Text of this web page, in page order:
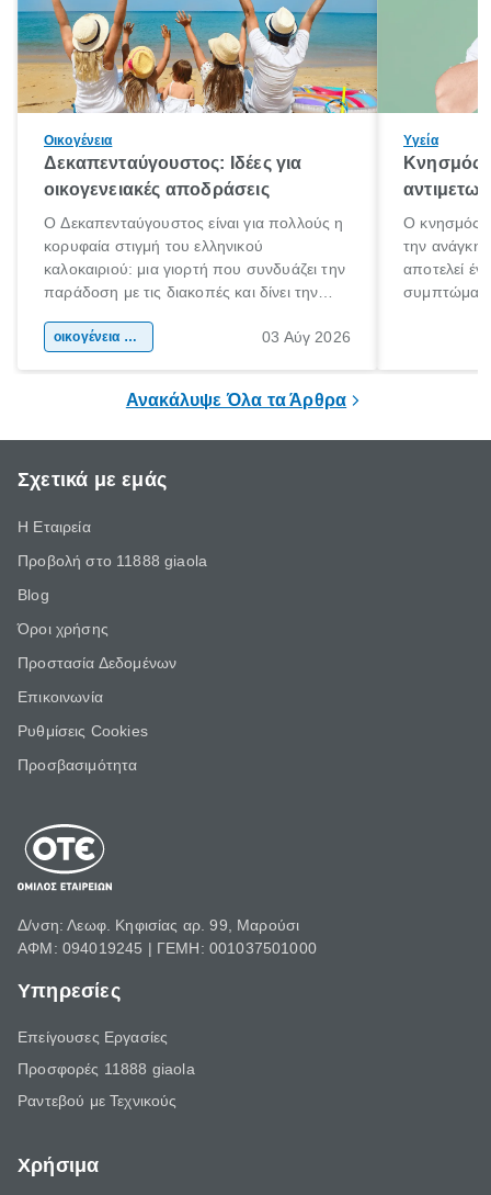
Οικογένεια
Δεκαπενταύγουστος: Ιδέες για
οικογενειακές αποδράσεις
Ο Δεκαπενταύγουστος είναι για πολλούς η
κορυφαία στιγμή του ελληνικού
καλοκαιριού: μια γιορτή που συνδυάζει την
παράδοση με τις διακοπές και δίνει την
χώρας. Είτε πρόκειται για λίγες μέρες
οικογένεια & παιδί 03 Αύγ 2026
Υγεία
Κνησμός:
Ο κνησμός
την ανάγκη
αποτελεί
Ανακάλυψε Όλα τα Άρθρα
Σχετικά με εμάς
Η Εταιρεία
Προβολή στο 11888 giaola
Blog
Όροι χρήσης
Προστασία Δεδομένων
Επικοινωνία
Ρυθμίσεις Cookies
Προσβασιμότητα
Δ/νση: Λεωφ. Κηφισίας αρ. 99, Μαρούσι
ΑΦΜ: 094019245 | ΓΕΜΗ: 001037501000
Υπηρεσίες
Επείγουσες Εργασίες
Προσφορές 11888 giaola
Ραντεβού με Τεχνικούς
Χρήσιμα